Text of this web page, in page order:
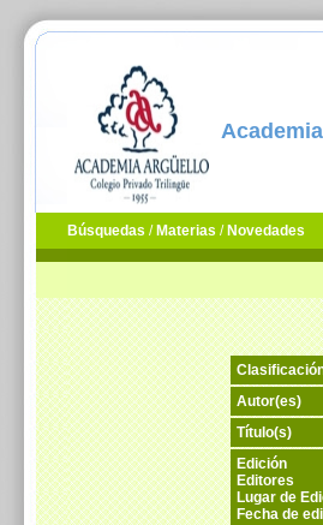
Búsquedas / Materias / Novedades
Autor(es)
Título(s)
Edición
Editores
Lugar de
Fecha de